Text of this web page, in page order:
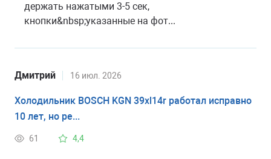
держать нажатыми 3-5 сек,
кнопки&nbsp;указанные на фот...
Дмитрий 16 июл. 2026
Холодильник BOSCH KGN 39xl14r работал исправно
10 лет, но ре...
61 4,4